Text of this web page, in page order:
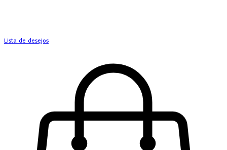
Lista de desejos